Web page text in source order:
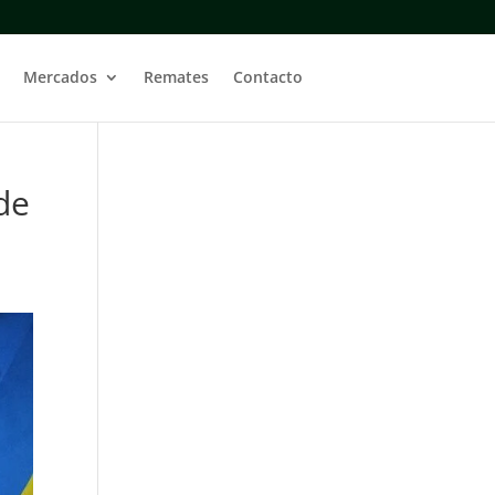
Mercados Remates Contacto